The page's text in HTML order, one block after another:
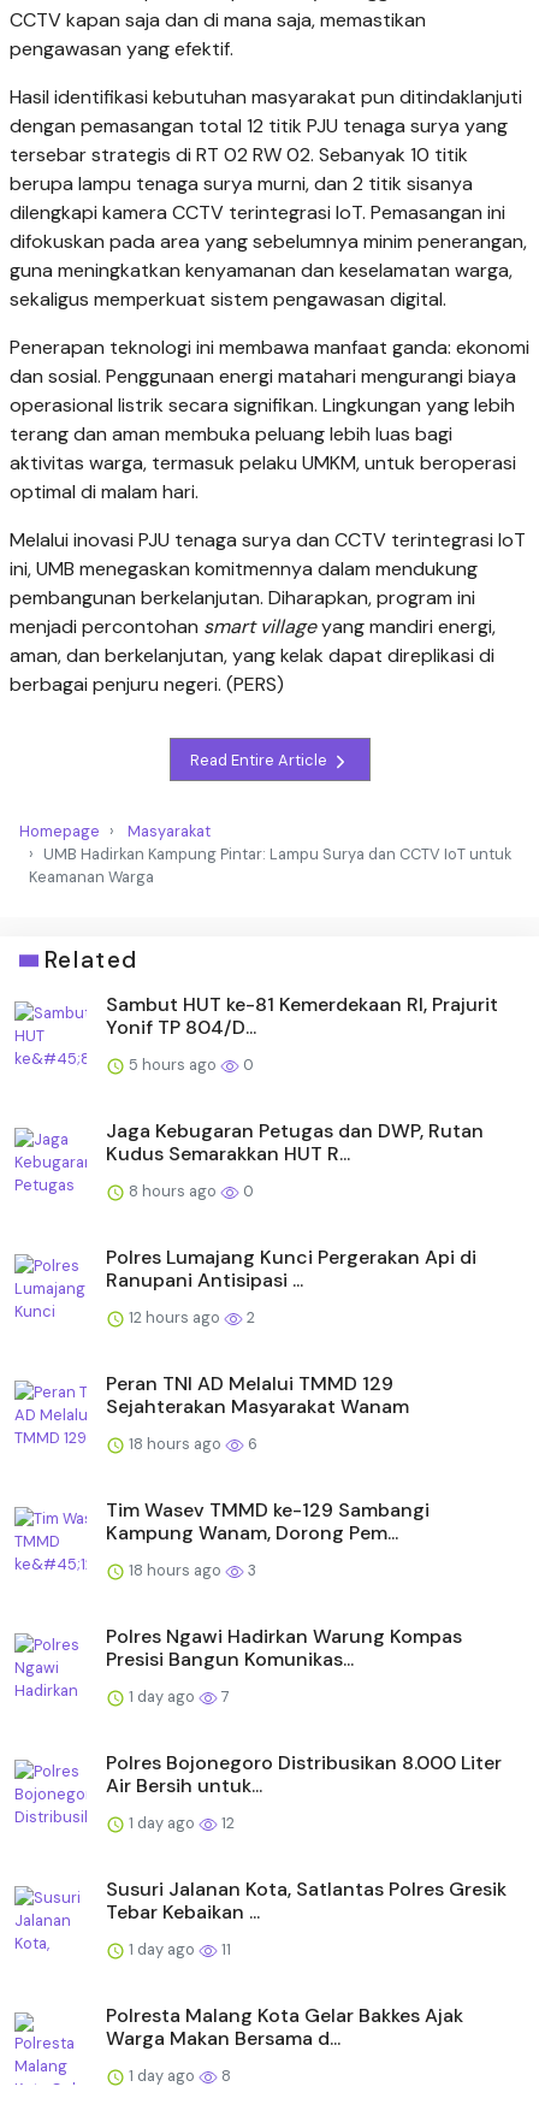
CCTV kapan saja dan di mana saja, memastikan
pengawasan yang efektif.
Hasil identifikasi kebutuhan masyarakat pun ditindaklanjuti
dengan pemasangan total 12 titik PJU tenaga surya yang
tersebar strategis di RT 02 RW 02. Sebanyak 10 titik
berupa lampu tenaga surya murni, dan 2 titik sisanya
dilengkapi kamera CCTV terintegrasi IoT. Pemasangan ini
difokuskan pada area yang sebelumnya minim penerangan,
guna meningkatkan kenyamanan dan keselamatan warga,
sekaligus memperkuat sistem pengawasan digital.
Penerapan teknologi ini membawa manfaat ganda: ekonomi
dan sosial. Penggunaan energi matahari mengurangi biaya
operasional listrik secara signifikan. Lingkungan yang lebih
terang dan aman membuka peluang lebih luas bagi
aktivitas warga, termasuk pelaku UMKM, untuk beroperasi
optimal di malam hari.
Melalui inovasi PJU tenaga surya dan CCTV terintegrasi IoT
ini, UMB menegaskan komitmennya dalam mendukung
pembangunan berkelanjutan. Diharapkan, program ini
menjadi percontohan smart villageyang mandiri energi,
aman, dan berkelanjutan, yang kelak dapat direplikasi di
berbagai penjuru negeri. (PERS)
Read Entire Article
Homepage
Masyarakat
UMB Hadirkan Kampung Pintar: Lampu Surya dan CCTV IoT untuk
Keamanan Warga
Related
Sambut HUT ke-81 Kemerdekaan RI, Prajurit
Yonif TP 804/D...
5 hours ago 0
Jaga Kebugaran Petugas dan DWP, Rutan
Kudus Semarakkan HUT R...
8 hours ago 0
Polres Lumajang Kunci Pergerakan Api di
Ranupani Antisipasi ...
12 hours ago 2
Peran TNI AD Melalui TMMD 129
Sejahterakan Masyarakat Wanam
18 hours ago 6
Tim Wasev TMMD ke-129 Sambangi
Kampung Wanam, Dorong Pem...
18 hours ago 3
Polres Ngawi Hadirkan Warung Kompas
Presisi Bangun Komunikas...
1 day ago 7
Polres Bojonegoro Distribusikan 8.000 Liter
Air Bersih untuk...
1 day ago 12
Susuri Jalanan Kota, Satlantas Polres Gresik
Tebar Kebaikan ...
1 day ago 11
Polresta Malang Kota Gelar Bakkes Ajak
Warga Makan Bersama d...
1 day ago 8